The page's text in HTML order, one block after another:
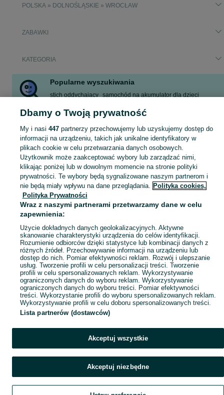
POLSKA » DOLNOŚLĄSKIE » WROCŁAW
ZABAWKI
KATEGORIA
Popularne wyszukiwania
stich oddychający samochód na akumulator dla dzieci
zabawki dla dzieci koci domek gabi
Odkryj zabawki dla dzieci na OLX. Wybieraj spośród szerokiej gamy zabawek i zapewnij dziecku radość! Przeglądaj ogłoszenia w miejscowości Wrocław.
Mapa kategorii
Mapa miejscowości
Mapa ministron
Popularne wyszukiwania
Dbamy o Twoją prywatność
My i nasi 447partnerzy przechowujemy lub uzyskujemy dostęp do
informacji na urządzeniu, takich jak unikalne identyfikatory w
plikach cookie w celu przetwarzania danych osobowych.
Użytkownik może zaakceptować wybory lub zarządzać nimi,
klikając poniżej lub w dowolnym momencie na stronie polityki
prywatności. Te wybory będą sygnalizowane naszym partnerom i
nie będą miały wpływu na dane przeglądania. Polityka cookies,
Polityka Prywatności
Wraz z naszymi partnerami przetwarzamy dane w celu
zapewnienia:
Użycie dokładnych danych geolokalizacyjnych. Aktywne
skanowanie charakterystyki urządzenia do celów identyfikacji.
Rozumienie odbiorców dzięki statystyce lub kombinacji danych z
różnych źródeł. Przechowywanie informacji na urządzeniu lub
dostęp do nich. Pomiar efektywności reklam. Rozwój i ulepszanie
usług. Tworzenie profili w celu personalizacji treści. Tworzenie
profili w celu spersonalizowanych reklam. Wykorzystywanie
ograniczonych danych do wyboru reklam. Wykorzystywanie
ograniczonych danych do wyboru treści. Pomiar efektywności
treści. Wykorzystanie profili do wyboru spersonalizowanych reklam.
Wykorzystywanie profili w celu doboru spersonalizowanych treści.
Lista partnerów (dostawców)
Akceptuj wszystkie
Akceptuj niezbędne